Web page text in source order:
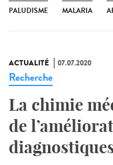
PALUDISME MALARIA
ACTUALITÉ 07.07.2020
Recherche
La chimie
de